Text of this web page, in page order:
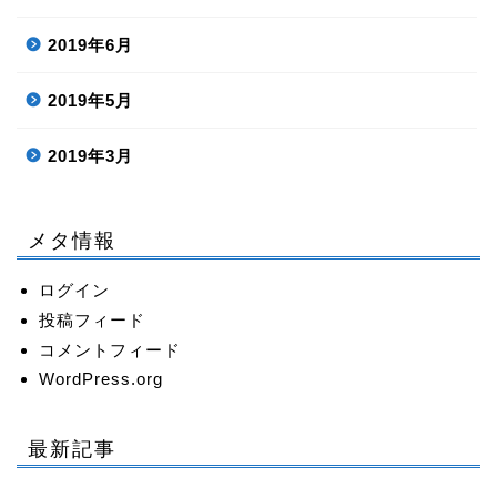
2019年6月
2019年5月
2019年3月
メタ情報
ログイン
投稿フィード
コメントフィード
WordPress.org
最新記事